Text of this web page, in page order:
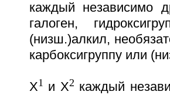
каждый независимо
галоген,
(низш.)алкил,
карбоксигруппу или
X1 и X2 каждый